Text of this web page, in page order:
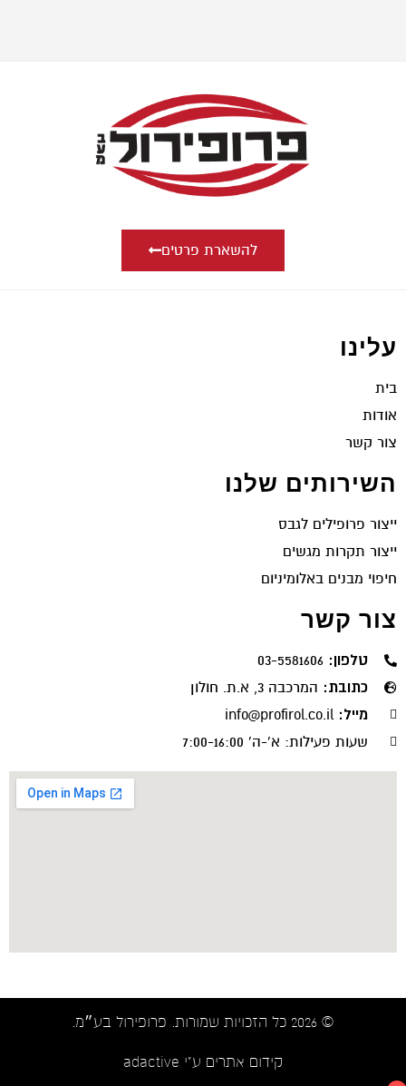
להשארת פרטים
עלינו
בית
אודות
צור קשר
השירותים שלנו
ייצור פרופילים לגבס
ייצור תקרות מגשים
חיפוי מבנים באלומיניום
צור קשר
טלפון: 03-5581606
כתובת: המרכבה 3, א.ת. חולון
מייל: info@profirol.co.il
שעות פעילות: א'-ה' 7:00-16:00
© 2026 כל הזכויות שמורות. פרופירול בע״מ.​
קידום אתרים ע"י adactive